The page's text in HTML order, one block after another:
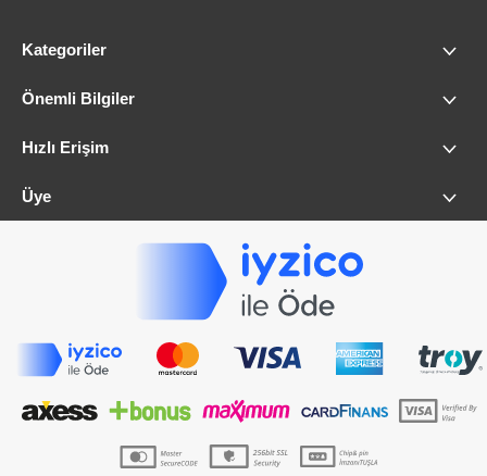
Kategoriler
Önemli Bilgiler
Hızlı Erişim
Üye